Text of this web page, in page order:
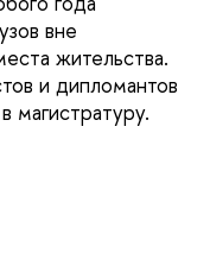
вне
жительства.
и дипломантов
магистратуру.